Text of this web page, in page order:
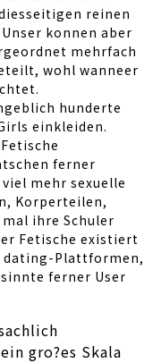
reinen
konnen aber
mehrfach
wohl wanneer
hunderte
einkleiden.
ferner
mehr sexuelle
Korperteilen,
ihre Schuler
Fetische existiert
dating-Plattformen,
ferner User
gro?es Skala